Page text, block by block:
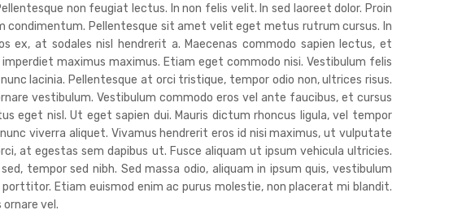
non feugiat lectus. In non felis velit. In sed laoreet dolor. Proin
Pellentesque sit amet velit eget metus rutrum cursus. In
at sodales nisl hendrerit a. Maecenas commodo sapien lectus, et
maximus maximus. Etiam eget commodo nisi. Vestibulum felis
lacinia. Pellentesque at orci tristique, tempor odio non, ultrices risus.
vestibulum. Vestibulum commodo eros vel ante faucibus, et cursus
eget nisl. Ut eget sapien dui. Mauris dictum rhoncus ligula, vel tempor
viverra aliquet. Vivamus hendrerit eros id nisi maximus, ut vulputate
at egestas sem dapibus ut. Fusce aliquam ut ipsum vehicula ultricies.
tempor sed nibh. Sed massa odio, aliquam in ipsum quis, vestibulum
Etiam euismod enim ac purus molestie, non placerat mi blandit.
vel.